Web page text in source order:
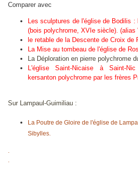
Comparer avec
Les sculptures de l'église de Bodilis :
(bois polychrome, XVIe siècle). (alias
le retable de la Descente de Croix de
La Mise au tombeau de l'église de
La Déploration en pierre polychrome
L'église Saint-Nicaise à Saint-
kersanton polychrome par les frères
Sur Lampaul-Guimiliau :
La Poutre de Gloire de l'église de
Sibylles.
.
.